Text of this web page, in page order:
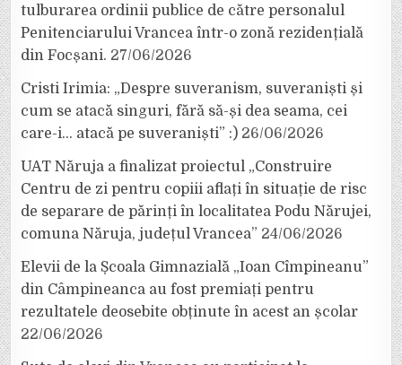
tulburarea ordinii publice de către personalul
Penitenciarului Vrancea într-o zonă rezidențială
din Focșani. 27/06/2026
Cristi Irimia: „Despre suveranism, suveraniști și
cum se atacă singuri, fără să-și dea seama, cei
care-i… atacă pe suveraniști” :) 26/06/2026
UAT Năruja a finalizat proiectul „Construire
Centru de zi pentru copiii aflați în situație de risc
de separare de părinți în localitatea Podu Nărujei,
comuna Năruja, județul Vrancea” 24/06/2026
Elevii de la Școala Gimnazială „Ioan Cîmpineanu”
din Câmpineanca au fost premiați pentru
rezultatele deosebite obținute în acest an școlar
22/06/2026